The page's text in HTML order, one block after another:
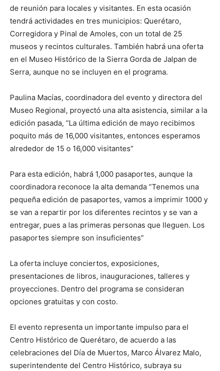
de reunión para locales y visitantes. En esta ocasión
tendrá actividades en tres municipios: Querétaro,
Corregidora y Pinal de Amoles, con un total de 25
museos y recintos culturales. También habrá una oferta
en el Museo Histórico de la Sierra Gorda de Jalpan de
Serra, aunque no se incluyen en el programa.
Paulina Macías, coordinadora del evento y directora del
Museo Regional, proyectó una alta asistencia, similar a la
edición pasada, “La última edición de mayo recibimos
poquito más de 16,000 visitantes, entonces esperamos
alrededor de 15 o 16,000 visitantes”
Para esta edición, habrá 1,000 pasaportes, aunque la
coordinadora reconoce la alta demanda “Tenemos una
pequeña edición de pasaportes, vamos a imprimir 1000 y
se van a repartir por los diferentes recintos y se van a
entregar, pues a las primeras personas que lleguen. Los
pasaportes siempre son insuficientes”
La oferta incluye conciertos, exposiciones,
presentaciones de libros, inauguraciones, talleres y
proyecciones. Dentro del programa se consideran
opciones gratuitas y con costo.
El evento representa un importante impulso para el
Centro Histórico de Querétaro, de acuerdo a las
celebraciones del Día de Muertos, Marco Álvarez Malo,
superintendente del Centro Histórico, subraya su